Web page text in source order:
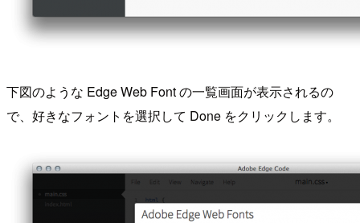
下図のような Edge Web Font の一覧画面が表示されるの
で、好きなフォントを選択して Done をクリックします。